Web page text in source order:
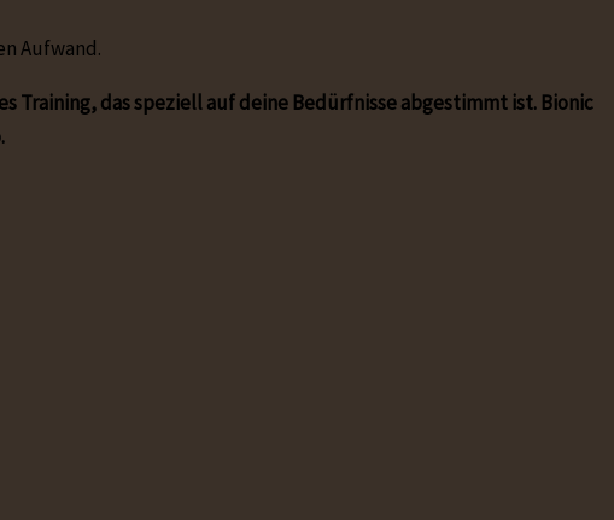
Aufwand.
das speziell auf deine Bedürfnisse abgestimmt ist. Bionic